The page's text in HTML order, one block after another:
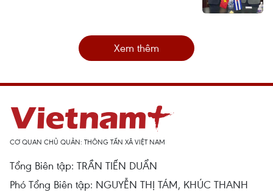
Xem thêm
CƠ QUAN CHỦ QUẢN: THÔNG TẤN XÃ VIỆT NAM
Tổng Biên tập: TRẦN TIẾN DUẨN
Phó Tổng Biên tập: NGUYỄN THỊ TÁM, KHÚC THANH